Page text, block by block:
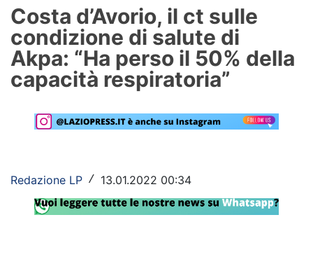
Formello
Infortuni
Primavera
Calciomercato
Rassegna Lazio
Social
Costa d’Avorio, il ct sulle
condizione di salute di
Akpa: “Ha perso il 50% della
capacità respiratoria”
Redazione LP / 13.01.2022 00:34